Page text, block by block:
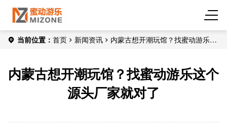
当前位置： 首页 新闻资讯
内蒙古想开潮玩馆？找蜜动游乐这
内蒙古想开潮玩馆？找蜜动游乐这个
源头厂家就对了